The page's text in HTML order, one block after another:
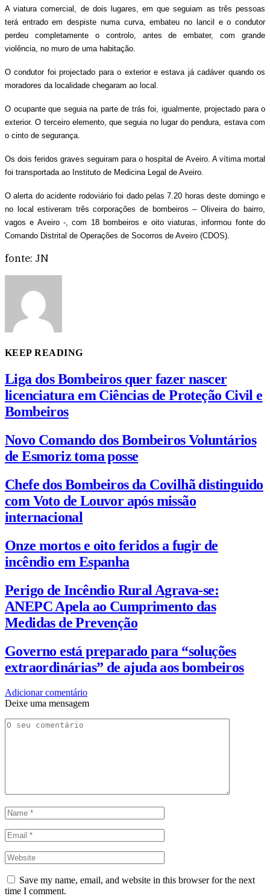
A viatura comercial, de dois lugares, em que seguiam as três pessoas
terá entrado em despiste numa curva, embateu no lancil e o condutor
perdeu completamente o controlo, antes de embater, com grande
violência, no muro de uma habitação.
O condutor foi projectado para o exterior e estava já cadáver quando os
moradores da localidade chegaram ao local.
O ocupante que seguia na parte de trás foi, igualmente, projectado para o
exterior. O terceiro elemento, que seguia no lugar do pendura, estava com
o cinto de segurança.
Os dois feridos graves seguiram para o hospital de Aveiro. A vítima mortal
foi transportada ao Instituto de Medicina Legal de Aveiro.
O alerta do acidente rodoviário foi dado pelas 7.20 horas deste domingo e
no local estiveram três corporações de bombeiros – Oliveira do bairro,
vagos e Aveiro -, com 18 bombeiros e oito viaturas, informou fonte do
Comando Distrital de Operações de Socorros de Aveiro (CDOS).
fonte: JN
KEEP READING
Liga dos Bombeiros quer fazer nascer
licenciatura em Ciências de Proteção Civil e
Bombeiros
Novo Comando dos Bombeiros Voluntários
de Esmoriz toma posse
Chefe dos Bombeiros da Covilhã distinguido
com Voto de Louvor após missão
internacional
Onze mortos e oito feridos a fugir de
incêndio em Espanha
Perigo de Incêndio Rural Agrava-se:
ANEPC Apela ao Cumprimento das
Medidas de Prevenção
Governo está preparado para “soluções
extraordinárias” de ajuda aos bombeiros
Adicionar comentário
Deixe uma mensagem
Save my name, email, and website in this browser for the next
time I comment.